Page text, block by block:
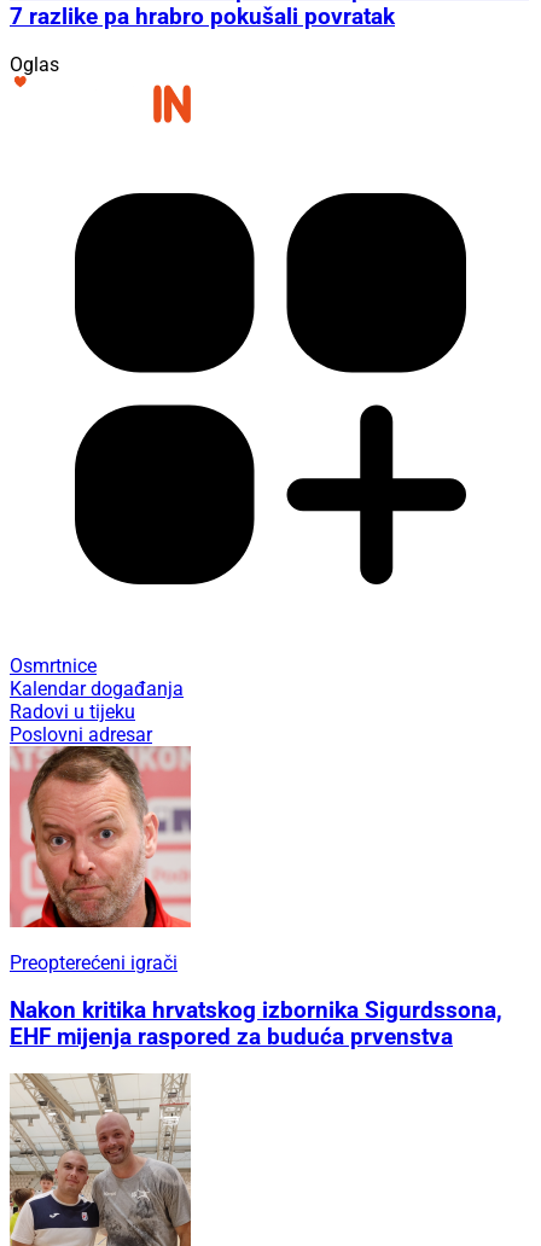
7 razlike pa hrabro pokušali povratak
Oglas
Osmrtnice
Kalendar događanja
Radovi u tijeku
Poslovni adresar
Preopterećeni igrači
Nakon kritika hrvatskog izbornika Sigurdssona,
EHF mijenja raspored za buduća prvenstva